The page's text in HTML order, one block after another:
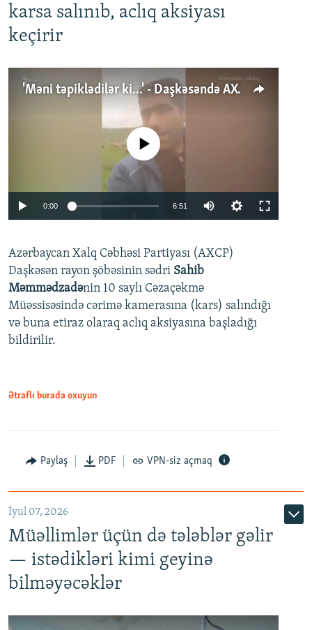
karsa salınıb, aclıq aksiyası
keçirir
'Məni təpiklədilər ki...' - Daşkəsəndə AXCP fəalının yaxınları onun həbsinə etiraz edirlər
Auto 240p 360p
720p 1080p
No media source currently available
0:00 6:51
360p
720p
1080p
Azərbaycan Xalq Cəbhəsi Partiyası (AXCP)
Daşkəsən rayon şöbəsinin sədri Sahib
Məmmədzadənin 10 saylı Cəzaçəkmə
Müəssisəsində cərimə kamerasına (kars) salındığı
və buna etiraz olaraq aclıq aksiyasına başladığı
bildirilir.
Ətraflı burada oxuyun
Paylaş PDF VPN-siz açmaq
İyul 07, 2026
Müəllimlər üçün də tələblər gəlir
— istədikləri kimi geyinə
bilməyəcəklər